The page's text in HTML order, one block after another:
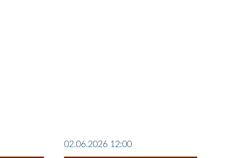
02.06.2026 12:00